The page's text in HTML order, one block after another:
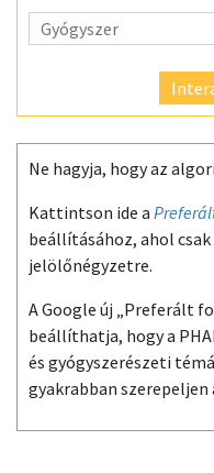
Ne hagyja, hogy az
Kattintson ide a
beállításához, ahol
jelölőnégyzetre.
A Google új „Preferált
beállíthatja, hogy a
és gyógyszerészeti
gyakrabban